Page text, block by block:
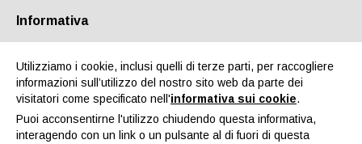
Corsi 2026
Home Formazione Corsi 2026
Informativa
Utilizziamo i cookie, inclusi quelli di terze parti, per raccogliere
informazioni sull’utilizzo del nostro sito web da parte dei
visitatori come specificato nell'informativa sui cookie.
Puoi acconsentirne l'utilizzo chiudendo questa informativa,
interagendo con un link o un pulsante al di fuori di questa